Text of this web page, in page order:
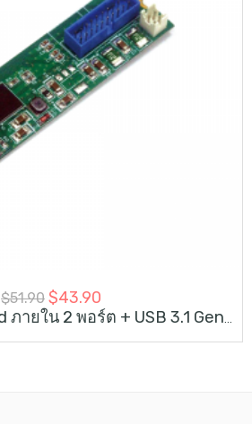
$51.90 $43.90
พอร์ต SuperSpeed ภายใน 2 พอร์ต + USB 3.1 Gen 2 10G M.2 Card